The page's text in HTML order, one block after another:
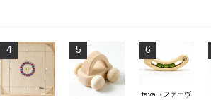
4 5 6
fava（ファーヴ